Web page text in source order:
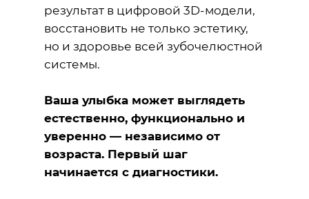
результат в цифровой 3D-модели,
восстановить не только эстетику,
но и здоровье всей зубочелюстной
системы.
Ваша улыбка может выглядеть
естественно, функционально и
уверенно — независимо от
возраста. Первый шаг
начинается с диагностики.